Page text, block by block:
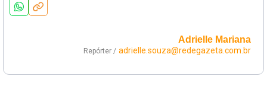
Adrielle Mariana
Repórter / adrielle.souza@redegazeta.com.br